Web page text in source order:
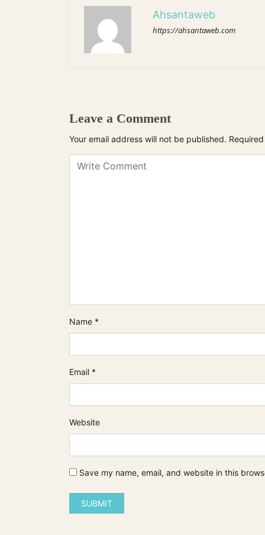
Ahsantaweb
https://ahsantaweb.com
Leave a Comment
Your email address will not be published.
Name *
Email *
Website
Save my name, email, and website in this